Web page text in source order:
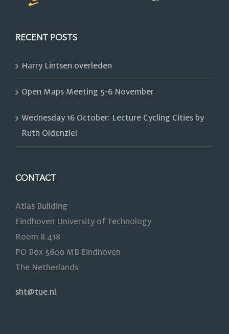
RECENT POSTS
Harry Lintsen overleden
Open Maps Meeting 5-6 November
Wednesday 16 October: Lecture Cycling Cities by
Ruth Oldenziel
CONTACT
Atlas Building
Eindhoven University of Technology
Room 8.418
PO Box 5600 MB Eindhoven
The Netherlands
sht@tue.nl